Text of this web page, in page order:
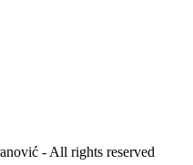
- All rights reserved